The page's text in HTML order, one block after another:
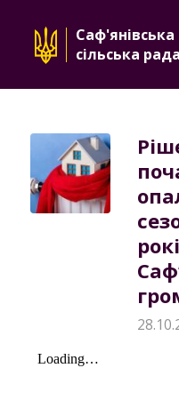
Саф'янівська
сільська рада